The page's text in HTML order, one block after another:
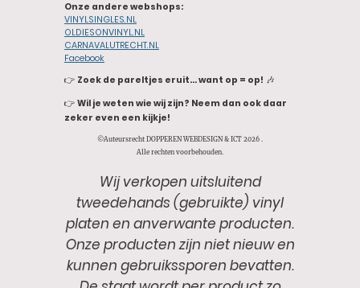
Onze andere webshops:
VINYLSINGLES.NL
OLDIESONVINYL.NL
CARNAVALUTRECHT.NL
Facebook
👉 Zoek de pareltjes eruit… want op = op! 🎶
👉 Wil je weten wie wij zijn? Neem dan ook daar
zeker even een kijkje!
©Auteursrecht DOPPEREN WEBDESIGN & ICT 2026 .
Alle rechten voorbehouden.
Wij verkopen uitsluitend
tweedehands (gebruikte) vinyl
platen en anverwante producten.
Onze producten zijn niet nieuw en
kunnen gebruikssporen bevatten.